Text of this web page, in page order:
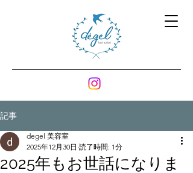
記事
2025年もお世話になりま
degel 美容室
2025年12月30日 読了時間: 1分